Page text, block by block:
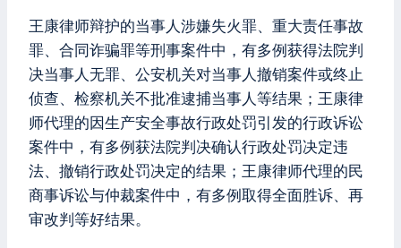
王康律师辩护的当事人涉嫌失火罪、重大责任事故
罪、合同诈骗罪等刑事案件中，有多例获得法院判
决当事人无罪、公安机关对当事人撤销案件或终止
侦查、检察机关不批准逮捕当事人等结果；王康律
师代理的因生产安全事故行政处罚引发的行政诉讼
案件中，有多例获法院判决确认行政处罚决定违
法、撤销行政处罚决定的结果；王康律师代理的民
商事诉讼与仲裁案件中，有多例取得全面胜诉、再
审改判等好结果。